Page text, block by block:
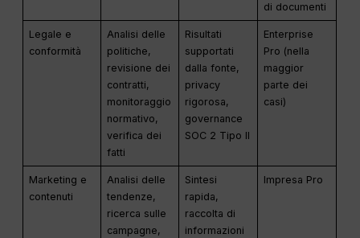
di documenti
Legale e
conformità
Analisi delle
politiche,
revisione dei
contratti,
monitoraggio
normativo,
verifica dei
fatti
Risultati
supportati
dalla fonte,
privacy
rigorosa,
governance
SOC 2 Tipo II
Enterprise
Pro (nella
maggior
parte dei
casi)
Marketing e
contenuti
Analisi delle
tendenze,
ricerca sulle
campagne,
Sintesi
rapida,
raccolta di
informazioni
Impresa Pro